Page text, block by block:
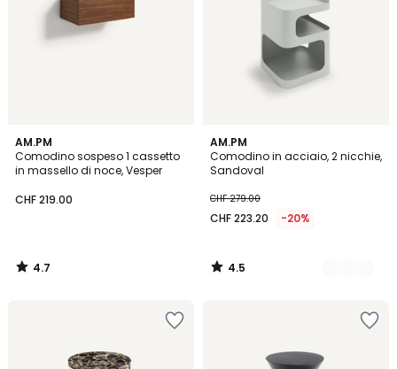
AM.PM
Comodino sospeso 1 cassetto
in massello di noce, Vesper
CHF 219.00
4.7
/ 5
4.7
/
AM.PM
Comodino in acciaio, 2 nicchie,
Sandoval
CHF 279.00
CHF 223.20 -20%
4.5
/ 5
2
Colori
4.5
/